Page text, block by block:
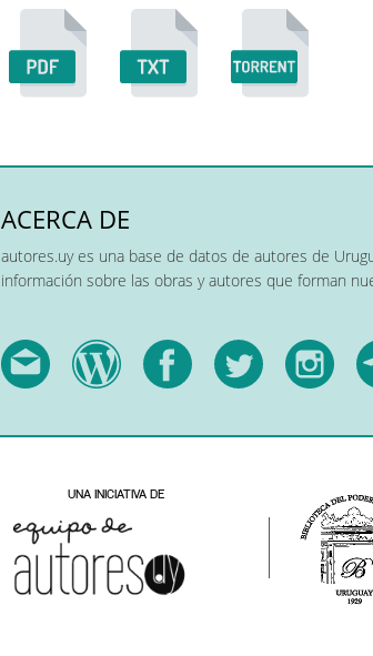
ACERCA DE
autores.uy es una base de datos de autores de
información sobre las obras y autores que forman